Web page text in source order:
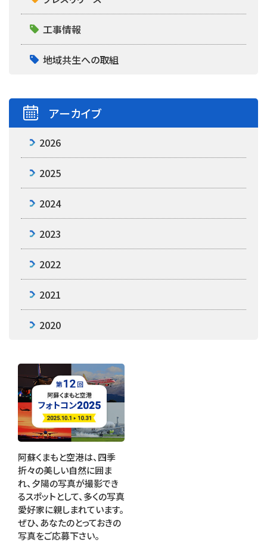
工事情報
地域共生への取組
アーカイブ
2026
2025
2024
2023
2022
2021
2020
阿蘇くまもと空港は、四季
折々の美しい自然に囲ま
れ、夕陽の写真が撮影でき
るスポットとして、多くの写真
愛好家に親しまれています。
ぜひ、あなたのとっておきの
写真をご応募下さい。